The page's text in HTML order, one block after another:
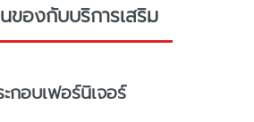
ของกับบริการเสริม
กอบเฟอร์นิเจอร์